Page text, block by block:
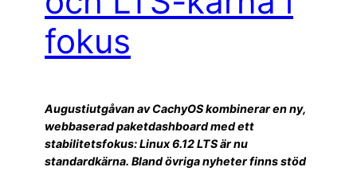
fokus
Augustiutgåvan av CachyOS kombinerar en ny,
webbaserad paketdashboard med ett
stabilitetsfokus: Linux 6.12 LTS är nu
standardkärna. Bland övriga nyheter finns stöd